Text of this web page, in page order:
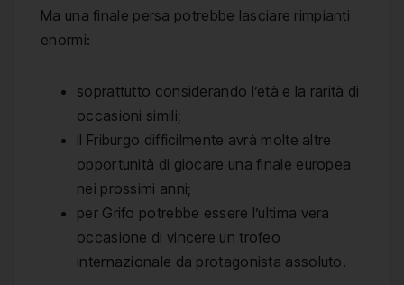
Ma una finale persa potrebbe lasciare rimpianti
enormi:
soprattutto considerando l’età e la rarità di
occasioni simili;
il Friburgo difficilmente avrà molte altre
opportunità di giocare una finale europea
nei prossimi anni;
per Grifo potrebbe essere l’ultima vera
occasione di vincere un trofeo
internazionale da protagonista assoluto.